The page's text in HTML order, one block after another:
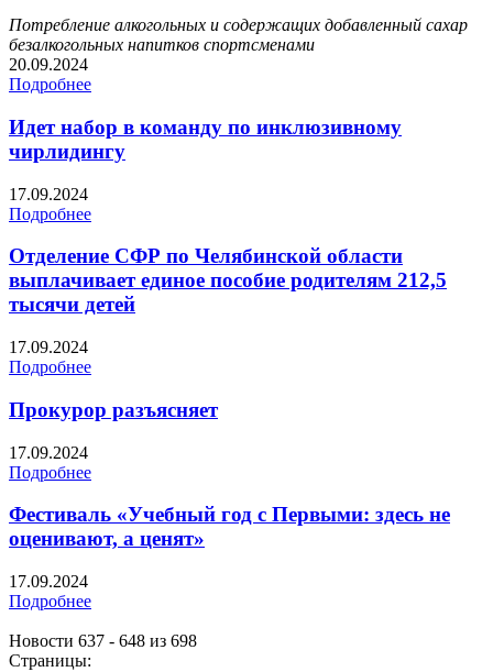
Потребление алкогольных и содержащих добавленный сахар
безалкогольных напитков спортсменами
20.09.2024
Подробнее
Идет набор в команду по инклюзивному
чирлидингу
17.09.2024
Подробнее
Отделение СФР по Челябинской области
выплачивает единое пособие родителям 212,5
тысячи детей
17.09.2024
Подробнее
Прокурор разъясняет
17.09.2024
Подробнее
Фестиваль «Учебный год с Первыми: здесь не
оценивают, а ценят»
17.09.2024
Подробнее
Новости 637 - 648 из 698
Страницы: